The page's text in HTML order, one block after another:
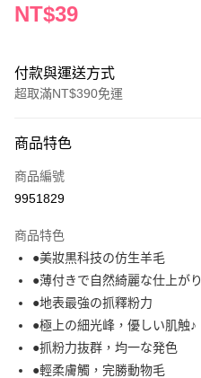
NT$39
付款與運送方式
超取滿NT$390免運
POYA支付
信用卡一次付款
LINE Pay
Apple Pay
街口支付
悠遊付
商品特色
商品編號
9951829
商品特色
●美妝黒科技の仿生羊毛
●薄付きで自然綺麗な仕上がり
●地表最強の抓釋粉力
●極上の細光峰，優しい肌触♪
●抓粉力抜群，均一な発色
●輕柔膚觸，完勝動物毛